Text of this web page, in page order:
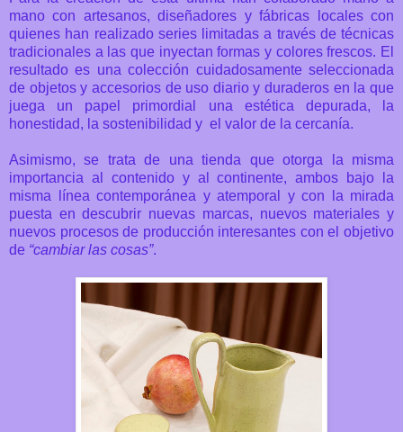
mano con artesanos, diseñadores y fábricas locales con
quienes han realizado series limitadas a través de técnicas
tradicionales a las que inyectan formas y colores frescos. El
resultado es una colección cuidadosamente seleccionada
de objetos y accesorios de uso diario y duraderos en la que
juega un papel primordial una estética depurada, la
honestidad, la sostenibilidad y el valor de la cercanía.
Asimismo, se trata de una tienda que otorga la misma
importancia al contenido y al continente, ambos bajo la
misma línea contemporánea y atemporal y con la mirada
puesta en descubrir nuevas marcas, nuevos materiales y
nuevos procesos de producción interesantes con el objetivo
de “cambiar las cosas”.